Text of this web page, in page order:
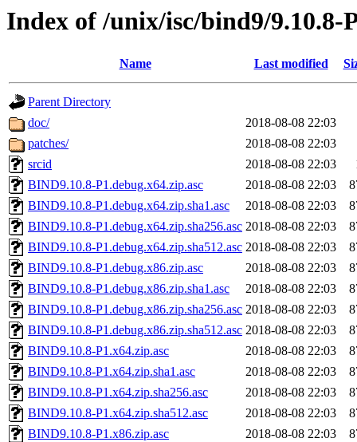
Index of /unix/isc/bind9/9.10.8-
Name Last modified
Parent Directory
doc/
2018-08-08 22:03
patches/
2018-08-08 22:03
srcid
2018-08-08 22:03
BIND9.10.8-P1.debug.x64.zip.asc
2018-08-08 22:03
BIND9.10.8-P1.debug.x64.zip.sha1.asc
2018-08-08 22:03
BIND9.10.8-P1.debug.x64.zip.sha256.asc 2018-08-08 22:03
BIND9.10.8-P1.debug.x64.zip.sha512.asc 2018-08-08 22:03
BIND9.10.8-P1.debug.x86.zip.asc
2018-08-08 22:03
BIND9.10.8-P1.debug.x86.zip.sha1.asc
2018-08-08 22:03
BIND9.10.8-P1.debug.x86.zip.sha256.asc 2018-08-08 22:03
BIND9.10.8-P1.debug.x86.zip.sha512.asc 2018-08-08 22:03
BIND9.10.8-P1.x64.zip.asc
2018-08-08 22:03
BIND9.10.8-P1.x64.zip.sha1.asc
2018-08-08 22:03
BIND9.10.8-P1.x64.zip.sha256.asc
2018-08-08 22:03
BIND9.10.8-P1.x64.zip.sha512.asc
2018-08-08 22:03
BIND9.10.8-P1.x86.zip.asc
2018-08-08 22:03